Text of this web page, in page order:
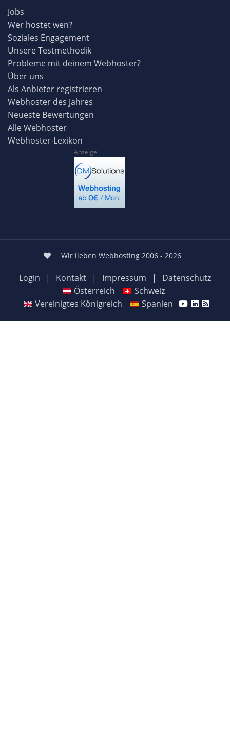
Jobs
Wer hostet wen?
Soziales Engagement
Unsere Testmethodik
Probleme mit deinem Webhoster?
Über uns
Als Anbieter registrieren
Webhoster des Jahres
Neueste Bewertungen
Alle Webhoster
Webhoster-Lexikon
Anzeige
Wir lieben Webhosting 2006 - 2026
Login | Kontakt | Impressum |
Datenschutz
Österreich
Schweiz
Vereinigtes Königreich
Spanien